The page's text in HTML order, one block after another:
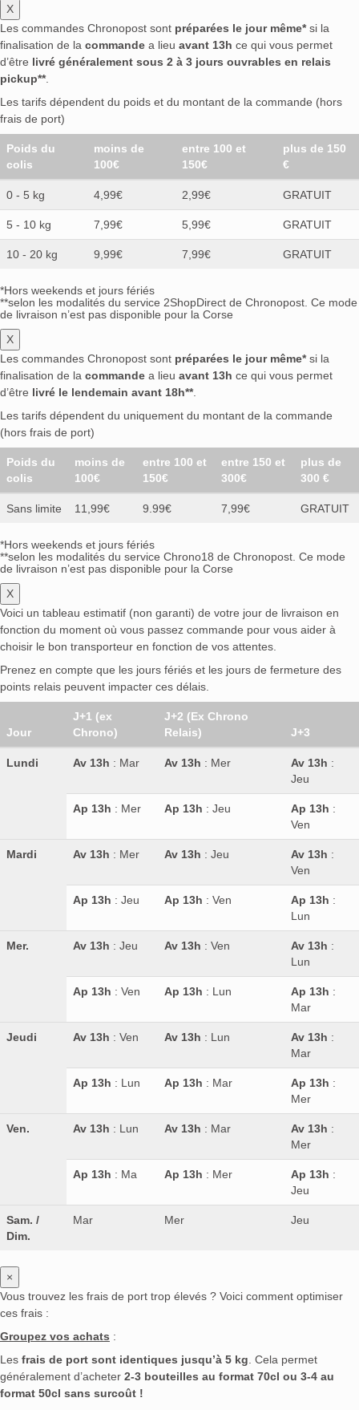
X
Les commandes Chronopost sont préparées le jour même*si la
finalisation de la commande a lieu avant 13h ce qui vous permet
d’être livré généralement sous 2 à 3 jours ouvrables en relais
pickup**.
Les tarifs dépendent du poids et du montant de la commande (hors
frais de port)
Poids du
colis
moins de
100€
entre 100 et
150€
plus de 150
€
0 - 5 kg 4,99€ 2,99€ GRATUIT
5 - 10 kg 7,99€ 5,99€ GRATUIT
10 - 20 kg 9,99€ 7,99€ GRATUIT
*Hors weekends et jours fériés
**selon les modalités du service 2ShopDirect de Chronopost. Ce mode
de livraison n’est pas disponible pour la Corse
X
Les commandes Chronopost sont préparées le jour même*si la
finalisation de la commande a lieu avant 13h ce qui vous permet
d’être livré le lendemain avant 18h**.
Les tarifs dépendent du uniquement du montant de la commande
(hors frais de port)
Poids du
colis
moins de
100€
entre 100 et
150€
entre 150 et
300€
plus de
300 €
Sans limite 11,99€ 9.99€ 7,99€ GRATUIT
*Hors weekends et jours fériés
**selon les modalités du service Chrono18 de Chronopost. Ce mode
de livraison n’est pas disponible pour la Corse
X
Voici un tableau estimatif (non garanti) de votre jour de livraison en
fonction du moment où vous passez commande pour vous aider à
choisir le bon transporteur en fonction de vos attentes.
Prenez en compte que les jours fériés et les jours de fermeture des
points relais peuvent impacter ces délais.
Jour
J+1 (ex
Chrono)
J+2 (Ex Chrono
Relais)
J+3
Lundi Av 13h : Mar Av 13h : Mer Av 13h :
Jeu
Ap 13h : Mer Ap 13h : Jeu Ap 13h :
Ven
Mardi Av 13h : Mer Av 13h : Jeu Av 13h :
Ven
Ap 13h : Jeu Ap 13h : Ven Ap 13h :
Lun
Mer. Av 13h : Jeu Av 13h : Ven Av 13h :
Lun
Ap 13h : Ven Ap 13h : Lun Ap 13h :
Mar
Jeudi Av 13h : Ven Av 13h : Lun Av 13h :
Mar
Ap 13h : Lun Ap 13h : Mar Ap 13h :
Mer
Ven. Av 13h : Lun Av 13h : Mar Av 13h :
Mer
Ap 13h : Ma Ap 13h : Mer Ap 13h :
Jeu
Sam. /
Dim.
Mar Mer Jeu
×
Vous trouvez les frais de port trop élevés ? Voici comment optimiser
ces frais :
Groupez vos achats :
Les frais de port sont identiques jusqu’à 5 kg . Cela permet
généralement d’acheter 2-3 bouteilles au format 70cl ou 3-4 au
format 50cl sans surcoût !